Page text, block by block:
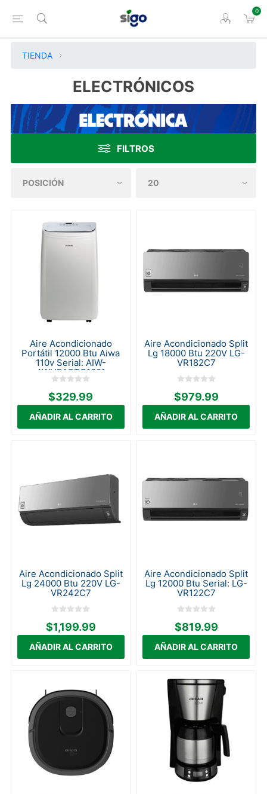
0
TIENDA
ELECTRÓNICOS
FILTROS
Aire Acondicionado
Portátil 12000 Btu Aiwa
110v Serial: AIW-
AWHPACTC1201
$329.99
Aire Acondicionado Split
Lg 18000 Btu 220V LG-
VR182C7
$979.99
Aire Acondicionado Split
Lg 24000 Btu 220V LG-
VR242C7
$1,199.99
Aire Acondicionado Split
Lg 12000 Btu Serial: LG-
VR122C7
$819.99